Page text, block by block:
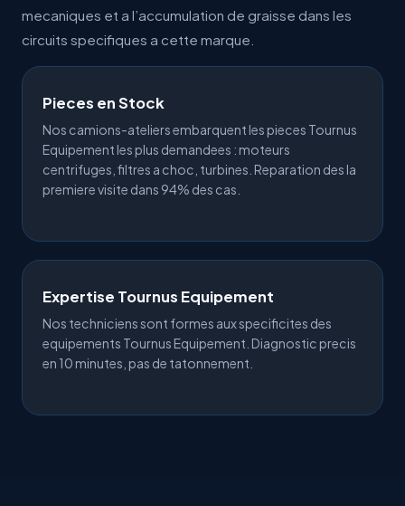
mecaniques et a l’accumulation de graisse dans les
circuits specifiques a cette marque.
Pieces en Stock
Nos camions-ateliers embarquent les pieces Tournus
Equipement les plus demandees : moteurs
centrifuges, filtres a choc, turbines. Reparation des la
premiere visite dans 94% des cas.
Expertise Tournus Equipement
Nos techniciens sont formes aux specificites des
equipements Tournus Equipement. Diagnostic precis
en 10 minutes, pas de tatonnement.